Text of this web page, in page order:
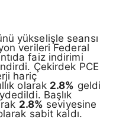
yükselişle seansı
verileri Federal
faiz indirimi
Çekirdek PCE
hariç
olarak 2.8% geldi
Başlık
2.8% seviyesine
sabit kaldı.